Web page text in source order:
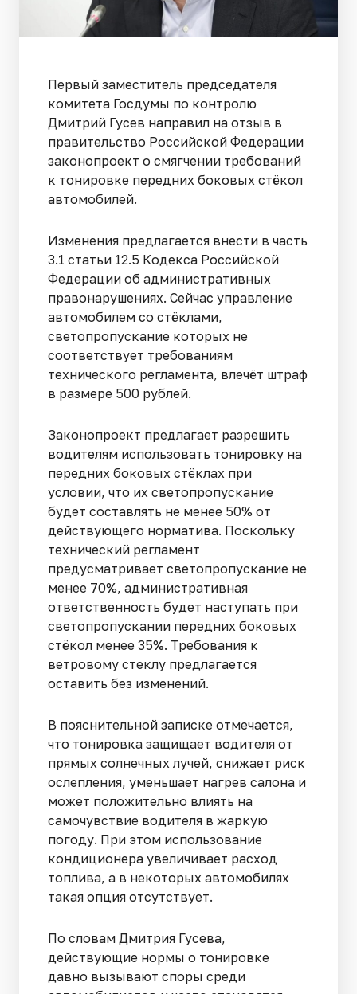
Первый заместитель председателя
комитета Госдумы по контролю
Дмитрий Гусев направил на отзыв в
правительство Российской Федерации
законопроект о смягчении требований
к тонировке передних боковых стёкол
автомобилей.
Изменения предлагается внести в часть
3.1 статьи 12.5 Кодекса Российской
Федерации об административных
правонарушениях. Сейчас управление
автомобилем со стёклами,
светопропускание которых не
соответствует требованиям
технического регламента, влечёт штраф
в размере 500 рублей.
Законопроект предлагает разрешить
водителям использовать тонировку на
передних боковых стёклах при
условии, что их светопропускание
будет составлять не менее 50% от
действующего норматива. Поскольку
технический регламент
предусматривает светопропускание не
менее 70%, административная
ответственность будет наступать при
светопропускании передних боковых
стёкол менее 35%. Требования к
ветровому стеклу предлагается
оставить без изменений.
В пояснительной записке отмечается,
что тонировка защищает водителя от
прямых солнечных лучей, снижает риск
ослепления, уменьшает нагрев салона и
может положительно влиять на
самочувствие водителя в жаркую
погоду. При этом использование
кондиционера увеличивает расход
топлива, а в некоторых автомобилях
такая опция отсутствует.
По словам Дмитрия Гусева,
действующие нормы о тонировке
давно вызывают споры среди